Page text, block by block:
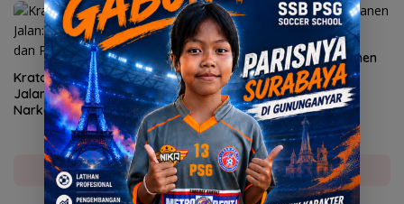
Kratom di Persimpangan
Jalan: Antara Jerat
Narkotika dan Potensi
Devisa Negara
Polres Gresik Sukses Panen
Raya Jagung Serentak
Selengkapnya